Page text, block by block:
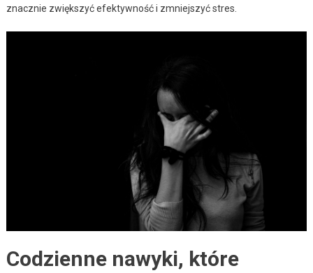
znacznie zwiększyć efektywność i zmniejszyć stres.
Codzienne nawyki, które